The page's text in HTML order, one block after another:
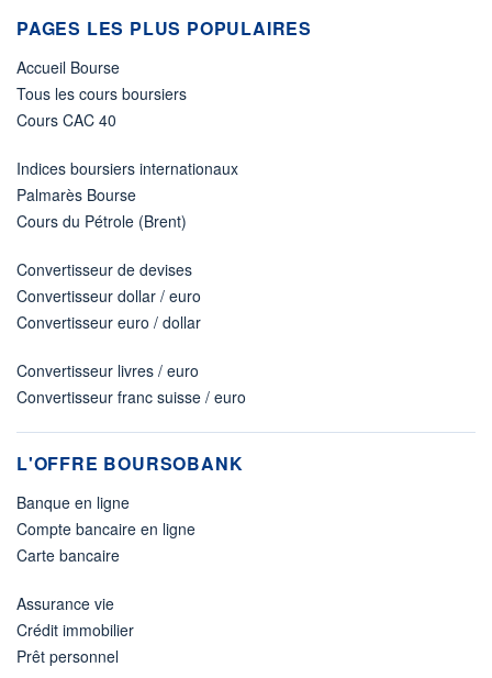
PAGES LES PLUS POPULAIRES
Accueil Bourse
Tous les cours boursiers
Cours CAC 40
Indices boursiers internationaux
Palmarès Bourse
Cours du Pétrole (Brent)
Convertisseur de devises
Convertisseur dollar / euro
Convertisseur euro / dollar
Convertisseur livres / euro
Convertisseur franc suisse / euro
L'OFFRE BOURSOBANK
Banque en ligne
Compte bancaire en ligne
Carte bancaire
Assurance vie
Crédit immobilier
Prêt personnel